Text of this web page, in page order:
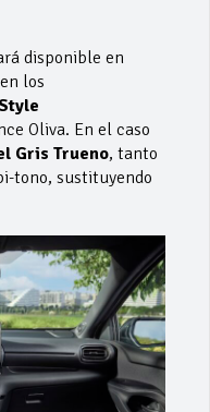
disponible en
en los
Oliva. En el caso
Gris Trueno, tanto
tono, sustituyendo